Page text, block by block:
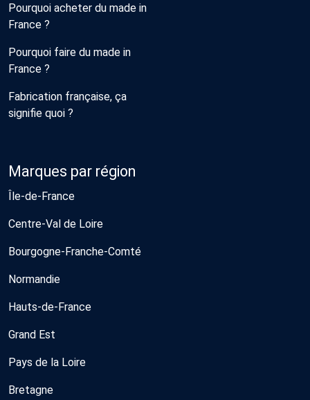
Pourquoi acheter du made in
France ?
Pourquoi faire du made in
France ?
Fabrication française, ça
signifie quoi ?
Marques par région
Île-de-France
Centre-Val de Loire
Bourgogne-Franche-Comté
Normandie
Hauts-de-France
Grand Est
Pays de la Loire
Bretagne